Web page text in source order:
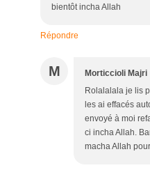
bientôt incha Allah
Répondre
M Morticcioli Majri
Rolalalala je lis
les ai effacés
envoyé à moi
ci incha Allah.
macha Allah